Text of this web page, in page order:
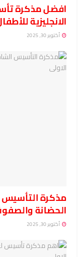
افضل مذكرة
الانجليزية
أكتوبر 30, 2025
مذكرة التأسيس
الحضانة
أكتوبر 30, 2025